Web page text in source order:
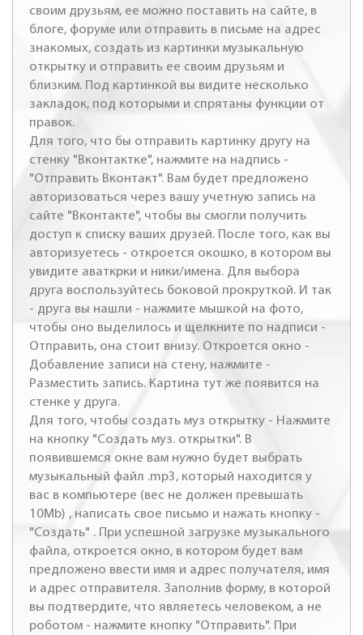
своим друзьям, ее можно поставить на сайте, в
блоге, форуме или отправить в письме на адрес
знакомых, создать из картинки музыкальную
открытку и отправить ее своим друзьям и
близким. Под картинкой вы видите несколько
закладок, под которыми и спрятаны функции от
правок.
Для того, что бы отправить картинку другу на
стенку "Вконтактке", нажмите на надпись -
"Отправить Вконтакт". Вам будет предложено
авторизоваться через вашу учетную запись на
сайте "Вконтакте", чтобы вы смогли получить
доступ к списку ваших друзей. После того, как вы
авторизуетесь - откроется окошко, в котором вы
увидите аваткрки и ники/имена. Для выбора
друга воспользуйтесь боковой прокруткой. И так
- друга вы нашли - нажмите мышкой на фото,
чтобы оно выделилось и щелкните по надписи -
Отправить, она стоит внизу. Откроется окно -
Добавление записи на стену, нажмите -
Разместить запись. Картина тут же появится на
стенке у друга.
Для того, чтобы создать муз открытку - Нажмите
на кнопку "Создать муз. открытки". В
появившемся окне вам нужно будет выбрать
музыкальный файл .mp3, который находится у
вас в компьютере (вес не должен превышать
10Mb) , написать свое письмо и нажать кнопку -
"Создать" . При успешной загрузке музыкального
файла, откроется окно, в котором будет вам
предложено ввести имя и адрес получателя, имя
и адрес отправителя. Заполнив форму, в которой
вы подтвердите, что являетесь человеком, а не
роботом - нажмите кнопку "Отправить". При